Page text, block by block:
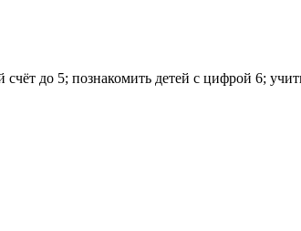
до 5; познакомить детей с цифрой 6;